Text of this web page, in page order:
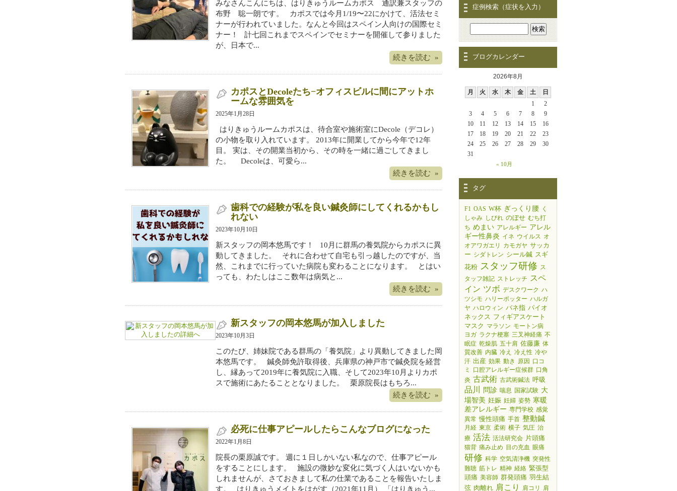
みなさんこんにちは、はりきゅうルームカポス 通訳兼スタッフの
布野 聡一朗です。 カポスでは今月1/19〜22にかけて、活法セミ
ナーが行われていました。なんと今回はスペイン人向けの国際セミ
ナー！ 計七回これまでスペインでセミナーを開催して参りました
が、日本で...
続きを読む »
カポスとDecoleたち−オフィスビルに間にアットホ
ームな雰囲気を
2025年1月28日
はりきゅうルームカポスは、待合室や施術室にDecole（デコレ）
の小物を取り入れています。 2013年に開業してから今年で12年
目。 実は、その開業当初から、その時を一緒に過ごしてきまし
た。 Decoleは、可愛ら...
続きを読む »
歯科での経験が私を良い鍼灸師にしてくれるかもし
れない
2023年10月10日
新スタッフの岡本悠馬です！ 10月に群馬の養気院からカポスに異
動してきました。 それに合わせて自宅も引っ越したのですが、当
然、これまでに行っていた病院も変わることになります。 とはい
っても、わたしはここ数年は病気と...
続きを読む »
新スタッフの岡本悠馬が加入しました
2023年10月3日
このたび、姉妹院である群馬の「養気院」より異動してきました岡
本悠馬です。 鍼灸師免許取得後、兵庫県の神戸市で鍼灸院を経営
し、縁あって2019年に養気院に入職、そして2023年10月よりカポ
スで施術にあたることとなりました。 栗原院長はもちろ...
続きを読む »
必死に仕事アピールしたらこんなブログになった
2022年1月8日
院長の栗原誠です。 週に１日しかいない私なので、仕事アピール
をすることにします。 施設の微妙な変化に気づく人はいないかも
しれませんが、さておきまして私の仕業であることを報告いたしま
す。 はりきゅうメイトをはがす（2021年11月） 「はりきゅう...
症例検索（症状を入力）
ブログカレンダー
2026年8月
月 火 水 木 金 土
日
1
2
3
4 5 6 7 8
9
10
11 12 13 14 15
16
17
18 19 20 21 22
23
24
25 26 27 28 29
30
31
« 10月
タグ
F1 OAS W杯 ぎっくり腰 く
しゃみ しびれ のぼせ むち打
ち めまい アレルギー アレル
ギー性鼻炎 イネ ウイルス オ
オアワガエリ
カモガヤ サッカ
ー シダトレン シール鍼 スギ
花粉 スタッフ研修 ス
タッフ雑記 ストレッチ スペ
イン ツボ デスクワーク ハ
ツシモ ハリーポッター ハルガ
ヤ ハロウィン バネ指 パイオ
ネックス フィギアスケート
マスク マラソン モートン病
ヨガ ラクナ梗塞 三叉神経痛 不
眠症 乾燥肌 五十肩 佐藤廉 体
質改善 内臓 冷え 冷え性 冷や
汗 出産 効果 動き 原因 口コ
ミ
口腔アレルギー症候群 口角
炎 古武術 古武術鍼法 呼吸
品川 問診 喘息 国家試験 大
場智美 妊娠 妊婦 姿勢 寒暖
差アレルギー 専門学校 感覚
異常 慢性頭痛 手首 整動鍼
月経 東京 柔術 横子 気圧 治
療 活法 活法研究会 片頭痛
猫背 痛み止め 目の充血 眼痛
研修 科学 空気清浄機 突発性
難聴 筋トレ 精神 経絡 緊張型
頭痛 美容師 群発頭痛 羽生結
弦 肉離れ 肩こり 肩コリ
肩